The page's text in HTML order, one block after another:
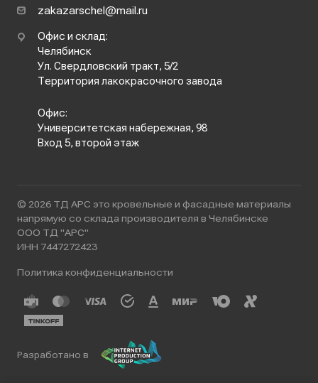
zakazarschel@mail.ru
Офис и склад:
Челябинск
Ул. Свердловский тракт, 5/2
Территория лакокрасочного завода
Офис:
Университетская набережная, 98
Вход 5, второй этаж
© 2026 ТД АРС это кровельные и фасадные материалы
напрямую со склада производителя в Челябинске
ООО ТД "АРС"
ИНН 7447272423
Политика конфиденциальности
Разработано в